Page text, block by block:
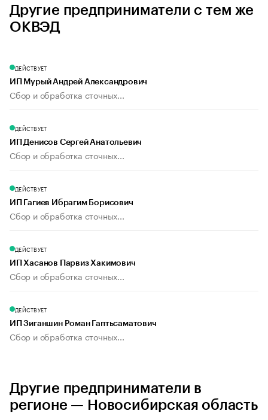
Другие предприниматели с тем же
ОКВЭД
ДЕЙСТВУЕТ
ИП Мурый Андрей Александрович
Сбор и обработка сточных...
ДЕЙСТВУЕТ
ИП Денисов Сергей Анатольевич
Сбор и обработка сточных...
ДЕЙСТВУЕТ
ИП Гагиев Ибрагим Борисович
Сбор и обработка сточных...
ДЕЙСТВУЕТ
ИП Хасанов Парвиз Хакимович
Сбор и обработка сточных...
ДЕЙСТВУЕТ
ИП Зиганшин Роман Гаптьсаматович
Сбор и обработка сточных...
Другие предприниматели в
регионе — Новосибирская область